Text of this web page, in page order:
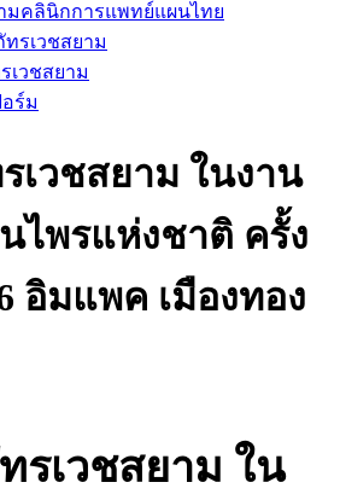
มคลินิกการแพทย์แผนไทย
รเวชสยาม
เวชสยาม
ร์ม
เวชสยาม ในงาน
ไพรแห่งชาติ ครั้ง
อิมแพค เมืองทอง
รเวชสยาม ใน